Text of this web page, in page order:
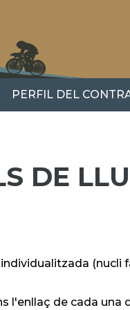
PERFIL DEL
DE
(nucli
l'enllaç de cada una